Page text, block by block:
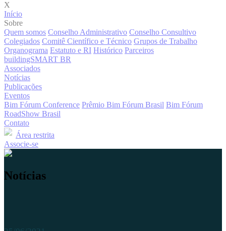
X
Início
Sobre
Quem somos Conselho Administrativo Conselho Consultivo
Colegiados Comitê Científico e Técnico Grupos de Trabalho
Organograma Estatuto e RI Histórico Parceiros
buildingSMART BR
Associados
Notícias
Publicações
Eventos
Bim Fórum Conference Prêmio Bim Fórum Brasil Bim Fórum
RoadShow Brasil
Contato
Área restrita
Associe-se
Notícias